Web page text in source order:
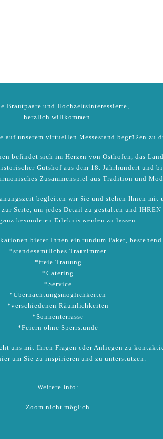
Brautpaare und Hochzeitsinteressierte,
herzlich willkommen.
auf unserem virtuellen Messestand begrüßen zu
befindet sich im Herzen von Osthofen, das
Gutshof aus dem 18. Jahrhundert und
Zusammenspiel aus Tradition und
begleiten wir Sie und stehen Ihnen mit
Seite, um jedes Detail zu gestalten und IHREN
besonderen Erlebnis werden zu lassen.
bietet Ihnen ein rundum Paket, bestehend
*standesamtliches Trauzimmer
*freie Trauung
*Catering
*Service
*Übernachtungsmöglichkeiten
*verschiedenen Räumlichkeiten
*Sonnenterrasse
*Feiern ohne Sperrstunde
uns mit Ihren Fragen oder Anliegen zu
um Sie zu inspirieren und zu unterstützen.
Weitere Info:
Zoom nicht möglich